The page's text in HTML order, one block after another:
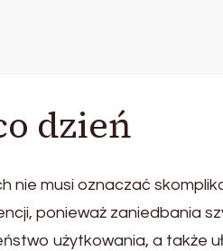
dzień
musi oznaczać
ponieważ zaniedbania
użytkowania, a także